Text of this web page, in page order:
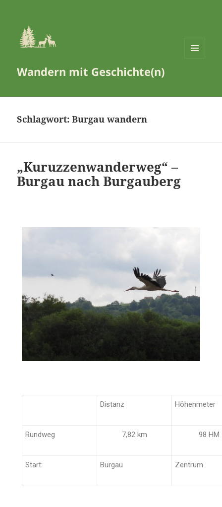
Wandern mit Geschichte(n)
Schlagwort:Burgau wandern
„Kuruzzenwanderweg“ –
Burgau nach Burgauberg
Distanz Höhenmeter
Rundweg 7,82 km 98 HM
Start: Burgau Zentrum